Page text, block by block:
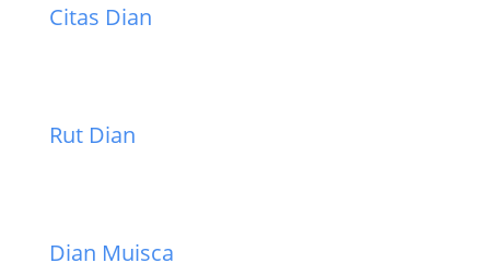
Citas Dian
Rut Dian
Dian Muisca